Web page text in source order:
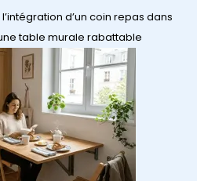
d’un coin repas dans
table murale rabattable